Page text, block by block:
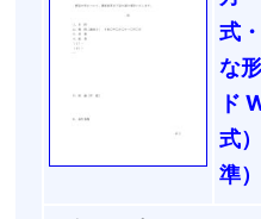
式
な
ド
式
準）